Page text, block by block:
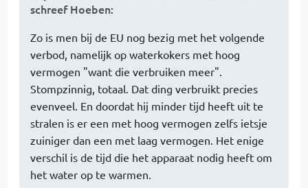
schreef Hoeben:
Zo is men bij de EU nog bezig met het volgende
verbod, namelijk op waterkokers met hoog
vermogen "want die verbruiken meer".
Stompzinnig, totaal. Dat ding verbruikt precies
evenveel. En doordat hij minder tijd heeft uit te
stralen is er een met hoog vermogen zelfs ietsje
zuiniger dan een met laag vermogen. Het enige
verschil is de tijd die het apparaat nodig heeft om
het water op te warmen.